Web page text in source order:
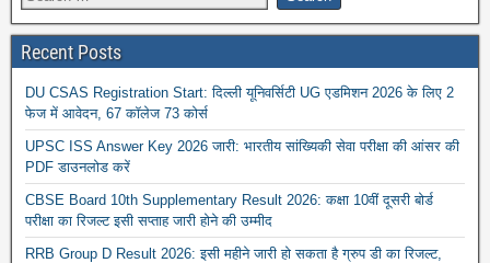
Recent Posts
DU CSAS Registration Start: दिल्ली यूनिवर्सिटी UG एडमिशन 2026 के लिए 2
फेज में आवेदन, 67 कॉलेज 73 कोर्स
UPSC ISS Answer Key 2026 जारी: भारतीय सांख्यिकी सेवा परीक्षा की आंसर की
PDF डाउनलोड करें
CBSE Board 10th Supplementary Result 2026: कक्षा 10वीं दूसरी बोर्ड
परीक्षा का रिजल्ट इसी सप्ताह जारी होने की उम्मीद
RRB Group D Result 2026: इसी महीने जारी हो सकता है ग्रुप डी का रिजल्ट,